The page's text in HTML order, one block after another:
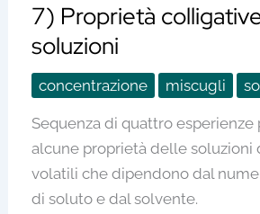
7) Proprietà
soluzioni
concentrazione miscugli
Sequenza di quattro esperienze
alcune proprietà delle soluzioni
volatili che dipendono dal
di soluto e dal solvente.